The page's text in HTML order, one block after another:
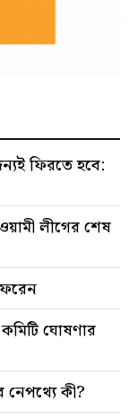
ফিরতে হবে:
লীগের শেষ
ঘোষণার
নেপথ্যে কী?